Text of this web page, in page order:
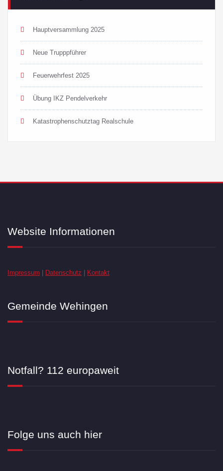
Hauptversammlung 2025
Neue Trupppführer
Feuerwehrfest 2025
Übung IKZ Pendelverkehr
Katastrophenschutztag Realschule
Website Informationen
Impressum Datenschutz Kontakt
Gemeinde Wehingen
Notfall? 112 europaweit
Folge uns auch hier